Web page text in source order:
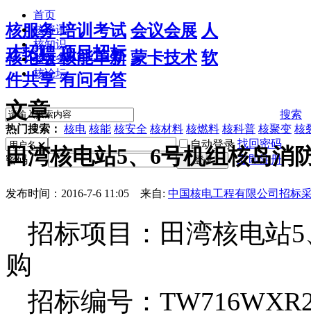
核服务 培训考试 会议会展 人
才招聘 项目招标
核论坛 核能革新 蒙卡技术 软
件共享 有问有答
搜索
热门搜索： 核电 核能 核安全 核材料 核燃料 核科普 核聚变 核
自动登录 找回密码
密码
登录 立即注册
首页
核资讯
核知识
核服务
核论坛
文章
田湾核电站5、6号机组核岛消
发布时间：2016-7-6 11:05 来自: 中国核电工程有限公司招标
招标项目：田湾核电站5
购
招标编号：